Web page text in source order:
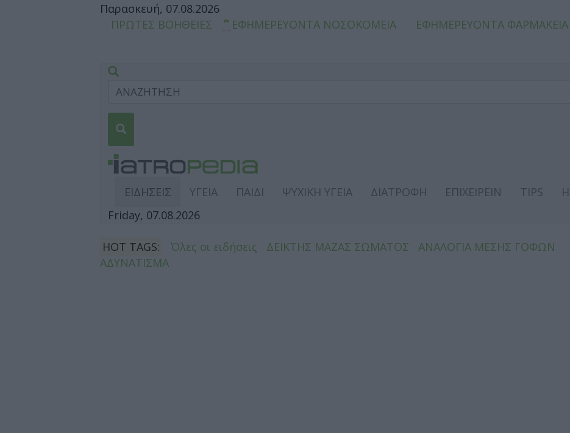
Παρασκευή, 07.08.2026
ΠΡΩΤΕΣ ΒΟΗΘΕΙΕΣ
ΕΦΗΜΕΡΕΥΟΝΤΑ ΝΟΣΟΚΟΜΕΙΑ ΕΦΗΜΕΡΕΥΟΝΤΑ ΦΑΡΜΑΚΕΙΑ
ΕΙΔΗΣΕΙΣ ΥΓΕΙΑ ΠΑΙΔΙ ΨΥΧΙΚΗ ΥΓΕΙΑ ΔΙΑΤΡΟΦΗ ΕΠΙΧΕΙΡΕΙΝ TIPS
Friday, 07.08.2026
HOT TAGS: Όλες οι ειδήσεις ΔΕΙΚΤΗΣ ΜΑΖΑΣ ΣΩΜΑΤΟΣ
ΑΝΑΛΟΓΙΑ ΜΕΣΗΣ ΓΟΦΩΝ
ΑΔΥΝΑΤΙΣΜΑ